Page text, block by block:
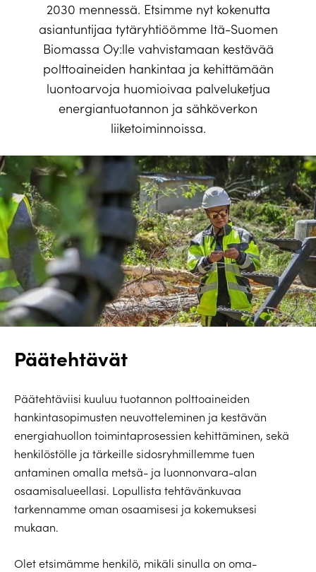
2030 mennessä. Etsimme nyt kokenutta
asiantuntijaa tytäryhtiöömme Itä-Suomen
Biomassa Oy:lle vahvistamaan kestävää
polttoaineiden hankintaa ja kehittämään
luontoarvoja huomioivaa palveluketjua
energiantuotannon ja sähköverkon
liiketoiminnoissa.
Päätehtävät
Päätehtäviisi kuuluu tuotannon polttoaineiden
hankintasopimusten neuvotteleminen ja kestävän
energiahuollon toimintaprosessien kehittäminen, sekä
henkilöstölle ja tärkeille sidosryhmillemme tuen
antaminen omalla metsä- ja luonnonvara-alan
osaamisalueellasi. Lopullista tehtävänkuvaa
tarkennamme oman osaamisesi ja kokemuksesi
mukaan.
Olet etsimämme henkilö, mikäli sinulla on oma-